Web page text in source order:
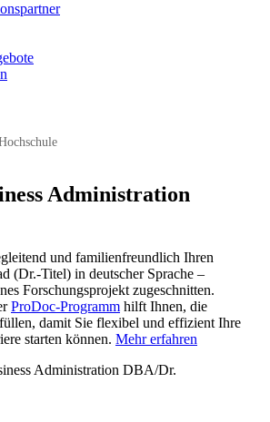
Administration
und familienfreundlich Ihren
(Dr.-Titel) in deutscher Sprache –
Forschungsprojekt zugeschnitten.
ProDoc-Programm hilft Ihnen, die
damit Sie flexibel und effizient Ihre
starten können. Mehr erfahren